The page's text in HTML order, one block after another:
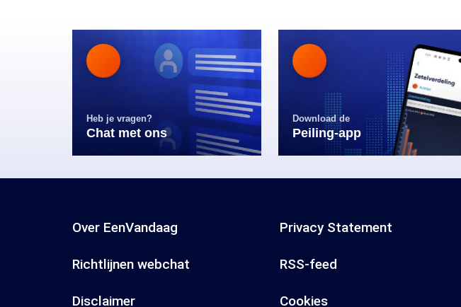
Heb je vragen?
Chat met ons
Download de
Peiling-app
Over EenVandaag Privacy Statement
Richtlijnen webchat RSS-feed
Disclaimer Cookies